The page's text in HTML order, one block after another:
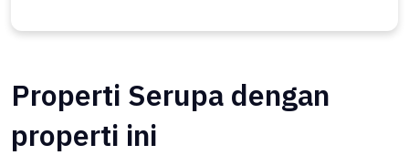
Properti Serupa dengan
properti ini